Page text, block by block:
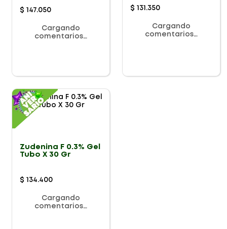
$ 147.050
Cargando
comentarios…
$ 131 .350
Cargando
comentarios…
Zudenina F 0.3% Gel
Tubo X 30 Gr
$ 134.400
Cargando
comentarios…